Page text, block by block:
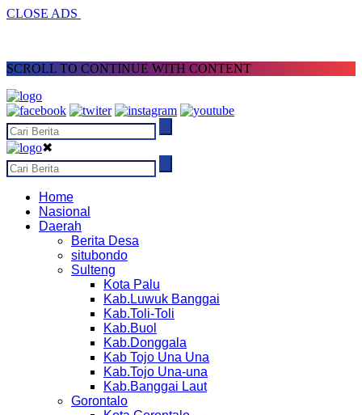
CLOSE ADS
SCROLL TO CONTINUE WITH CONTENT
✖
Home
Nasional
Daerah
Berita Desa
situbondo
Sulteng
Kota Palu
Kab.Luwuk Banggai
Kab.Toli-Toli
Kab.Buol
Kab.Donggala
Kab Tojo Una Una
Kab.Tojo Una-una
Kab.Banggai Laut
Gorontalo